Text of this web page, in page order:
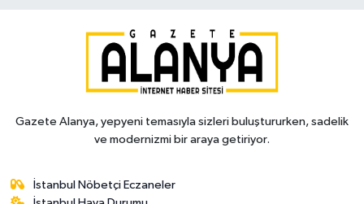
Gazete Alanya, yepyeni temasıyla sizleri buluştururken, sadelik
ve modernizmi bir araya getiriyor.
İstanbul Nöbetçi Eczaneler